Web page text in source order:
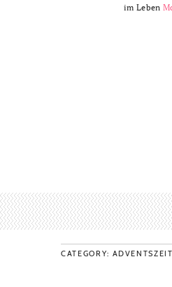
im Leben
CATEGORY: ADVENTSZEIT